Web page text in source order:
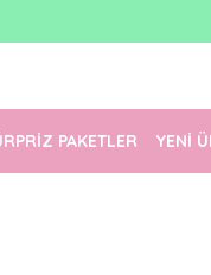
PAKETLER YENİ